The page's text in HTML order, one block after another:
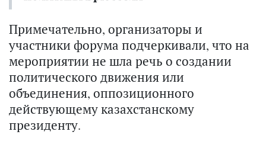
Примечательно, организаторы и
участники форума подчеркивали, что на
мероприятии не шла речь о создании
политического движения или
объединения, оппозиционного
действующему казахстанскому
президенту.